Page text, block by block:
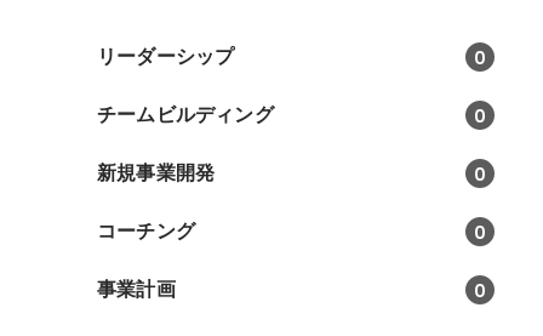
リーダーシップ 0
チームビルディング 0
新規事業開発 0
コーチング 0
事業計画 0